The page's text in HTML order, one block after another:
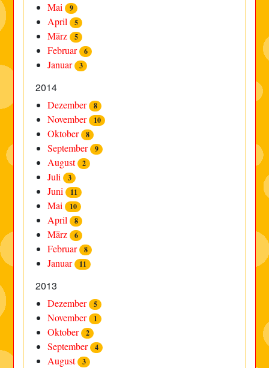
Mai 9
April 5
März 5
Februar 6
Januar 3
2014
Dezember 8
November 10
Oktober 8
September 9
August 2
Juli 3
Juni 11
Mai 10
April 8
März 6
Februar 8
Januar 11
2013
Dezember 5
November 1
Oktober 2
September 4
August 3